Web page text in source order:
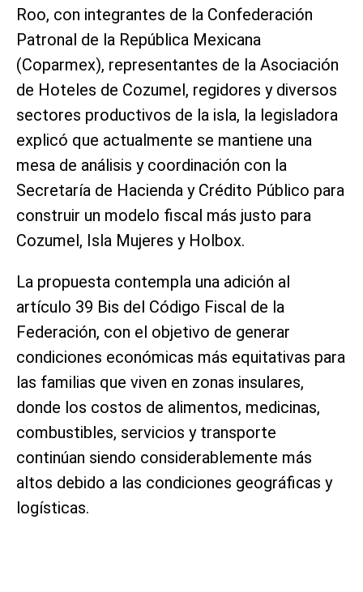
Roo, con integrantes de la Confederación
Patronal de la República Mexicana
(Coparmex), representantes de la Asociación
de Hoteles de Cozumel, regidores y diversos
sectores productivos de la isla, la legisladora
explicó que actualmente se mantiene una
mesa de análisis y coordinación con la
Secretaría de Hacienda y Crédito Público para
construir un modelo fiscal más justo para
Cozumel, Isla Mujeres y Holbox.
La propuesta contempla una adición al
artículo 39 Bis del Código Fiscal de la
Federación, con el objetivo de generar
condiciones económicas más equitativas para
las familias que viven en zonas insulares,
donde los costos de alimentos, medicinas,
combustibles, servicios y transporte
continúan siendo considerablemente más
altos debido a las condiciones geográficas y
logísticas.